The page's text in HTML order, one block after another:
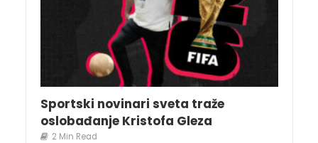
Sportski novinari sveta traže
oslobađanje Kristofa Gleza
2 Min Read